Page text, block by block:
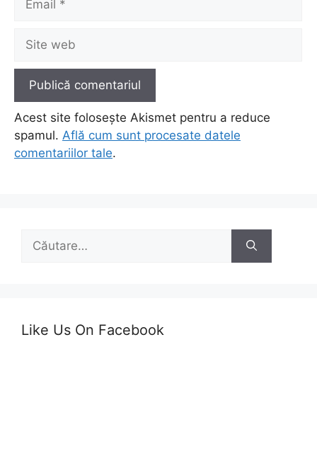
web
Acest site folosește Akismet pentru a reduce
spamul. Află cum sunt procesate datele
comentariilor tale.
Caută
Like Us On Facebook